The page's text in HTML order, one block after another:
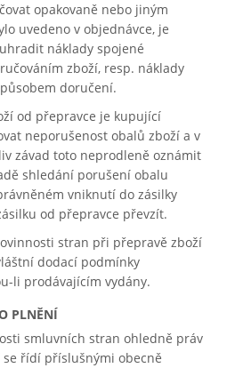
opakovaně nebo jiným
uvedeno v objednávce, je
náklady spojené
zboží, resp. náklady
doručení.
od přepravce je kupující
neporušenost obalů zboží a v
závad toto neprodleně oznámit
shledání porušení obalu
vniknutí do zásilky
od přepravce převzít.
stran při přepravě zboží
dodací podmínky
li prodávajícím vydány.
PLNĚNÍ
smluvních stran ohledně práv
řídí příslušnými obecně